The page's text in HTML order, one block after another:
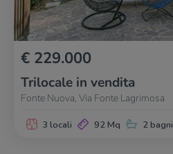
€ 229.000
Trilocale in vendita
Fonte Nuova, Via Fonte Lagrimosa
3 locali 92 Mq 2 bagni